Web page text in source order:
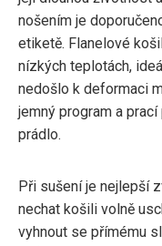
nošením je
etiketě. Flanelové
nízkých teplotách,
nedošlo k deformaci
jemný program a
prádlo.
Při sušení je nejlepší
nechat košili volně
vyhnout se přímému